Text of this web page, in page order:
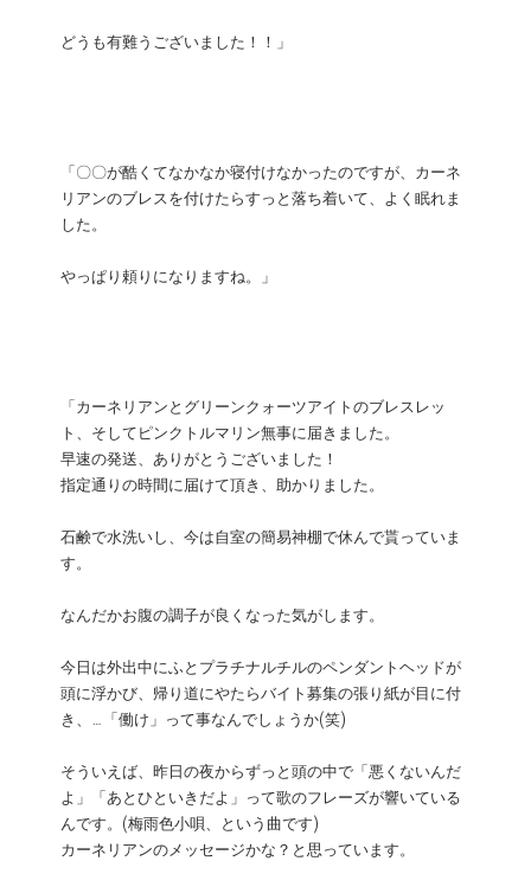
どうも有難うございました！！」
「〇〇が酷くてなかなか寝付けなかったのですが、カーネ
リアンのブレスを付けたらすっと落ち着いて、よく眠れま
した。
やっぱり頼りになりますね。」
「カーネリアンとグリーンクォーツアイトのブレスレッ
ト、そしてピンクトルマリン無事に届きました。
早速の発送、ありがとうございました！
指定通りの時間に届けて頂き、助かりました。
石鹸で水洗いし、今は自室の簡易神棚で休んで貰っていま
す。
なんだかお腹の調子が良くなった気がします。
今日は外出中にふとプラチナルチルのペンダントヘッドが
頭に浮かび、帰り道にやたらバイト募集の張り紙が目に付
き、…「働け」って事なんでしょうか(笑)
そういえば、昨日の夜からずっと頭の中で「悪くないんだ
よ」「あとひといきだよ」って歌のフレーズが響いている
んです。(梅雨色小唄、という曲です)
カーネリアンのメッセージかな？と思っています。